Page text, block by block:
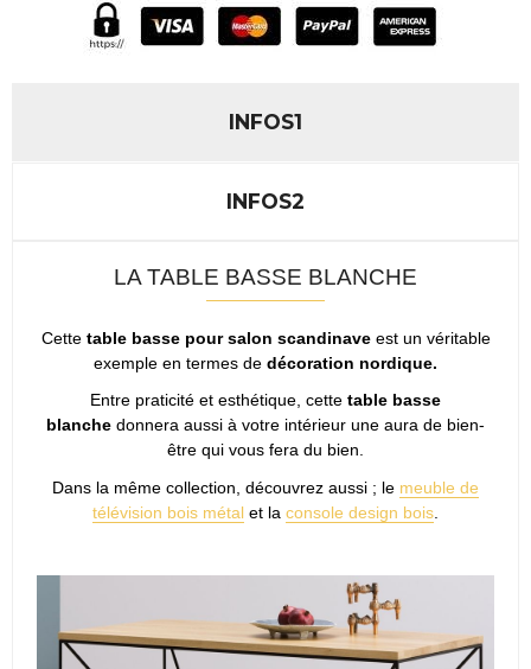
INFOS1
INFOS2
LA TABLE BASSE BLANCHE
Cette table basse pour salon scandinave est un véritable
exemple en termes de décoration nordique.
Entre praticité et esthétique, cette table basse
blanche donnera aussi à votre intérieur une aura de bien-
être qui vous fera du bien.
Dans la même collection, découvrez aussi ; le meuble de
télévision bois métal et la console design bois